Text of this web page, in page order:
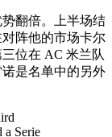
翻倍。上半场结
阵他的市场卡尔
位在 AC 米兰队
是名单中的另外
Serie